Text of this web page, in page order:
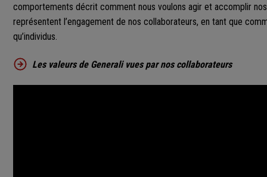
comportements décrit comment nous voulons agir et accomplir
représentent l’engagement de nos collaborateurs, en tant que
qu’individus.
Les valeurs de Generali vues par nos collaborateurs